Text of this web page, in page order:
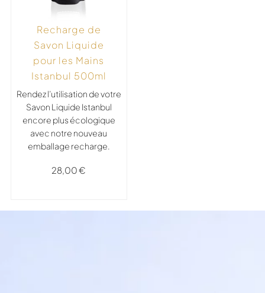
Recharge de
Savon Liquide
pour les Mains
Istanbul 500ml
Rendez l’utilisation de votre
Savon Liquide Istanbul
encore plus écologique
avec notre nouveau
emballage recharge.
28,00€